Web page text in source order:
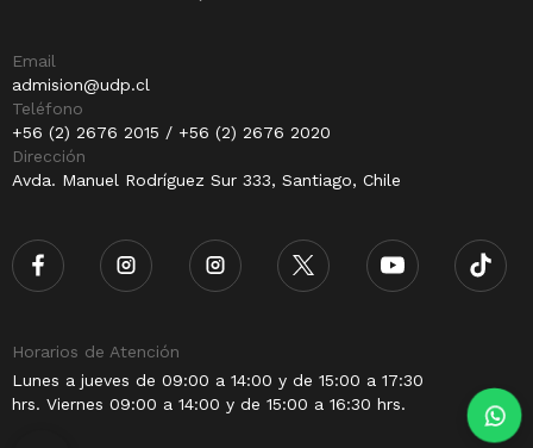
Email
admision@udp.cl
Teléfono
+56 (2) 2676 2015 / +56 (2) 2676 2020
Dirección
Avda. Manuel Rodríguez Sur 333, Santiago, Chile
Horarios de Atención
Lunes a jueves de 09:00 a 14:00 y de 15:00 a 17:30
hrs. Viernes 09:00 a 14:00 y de 15:00 a 16:30 hrs.